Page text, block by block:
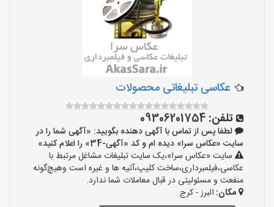
عکاسی تبلیغاتی محصولات
تلفن: 09306201754
لطفا پس از تماس با آگهی دهنده بگویید: «آگهی شما را در
سایت «عکاس سرا» دیده ام و کد «آگهی-34» را اعلام کنید»
سایت «عکاس سرا»،یک سایت تبلیغات مشاغل مرتبط با
عکاسی،فیلمبرداری،ساخت کلیپ،آتیه ها و غیره است وهیچ‌گونه
منفعت و مسئولیتی در قبال معاملات شما ندارد.
مکان: البرز - کرج